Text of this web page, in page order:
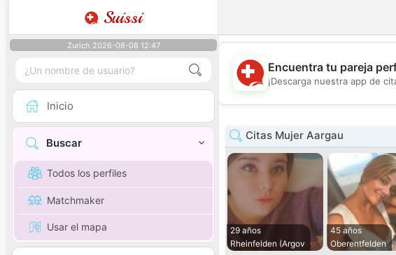
Suissi
Zurich 2026-08-08 12:47
Inicio
Buscar
Todos los perfiles
Matchmaker
Usar el mapa
💖
Encuentra tu pareja
¡Descarga nuestra app de
Citas Mujer Aargau
29 años
Rheinfelden (Argov
45 años
Oberentfelden